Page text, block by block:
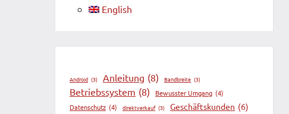
English
Android (3) Anleitung (8) Bandbreite (3)
Betriebssystem (8) Bewusster Umgang (4)
Datenschutz (4) direktverkauf (3) Geschäftskunden (6)